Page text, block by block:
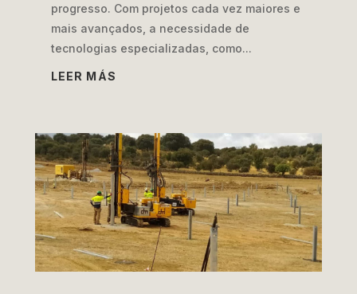
progresso. Com projetos cada vez maiores e
mais avançados, a necessidade de
tecnologias especializadas, como...
LEER MÁS